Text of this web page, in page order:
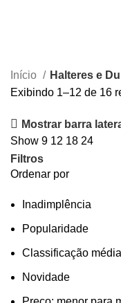
Início
Halteres e
Exibindo 1–12 de 16
Mostrar barra
Show 9 12 18 24
Filtros
Ordenar por
Inadimplência
Popularidade
Classificação média
Novidade